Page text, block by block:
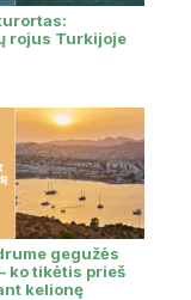
rojus Turkijoje
gegužės
ko tikėtis prieš
kelionę